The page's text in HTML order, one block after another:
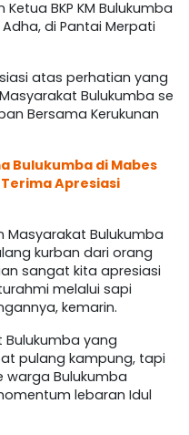
BKP KM Bulukumba
di Pantai Merpati
atas perhatian yang
Bulukumba se
Bersama Kerukunan
Bulukumba di Mabes
Terima Apresiasi
Masyarakat Bulukumba
kurban dari orang
sangat kita apresiasi
melalui sapi
kemarin.
Bulukumba yang
pulang kampung, tapi
warga Bulukumba
lebaran Idul